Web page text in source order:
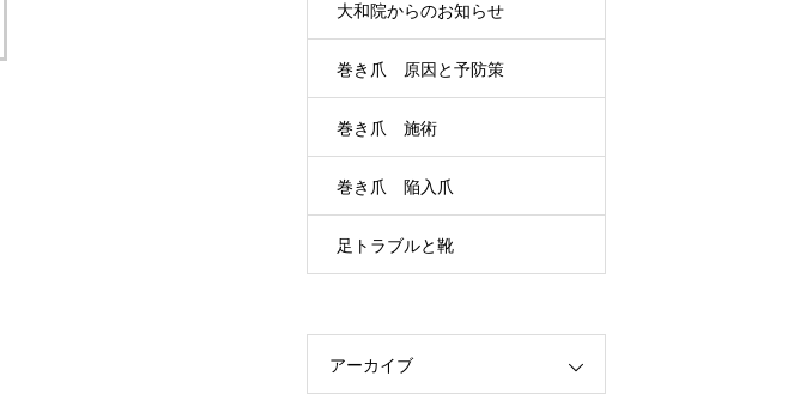
大和院からのお知らせ
巻き爪 原因と予防策
巻き爪 施術
巻き爪 陥入爪
足トラブルと靴
アーカイブ